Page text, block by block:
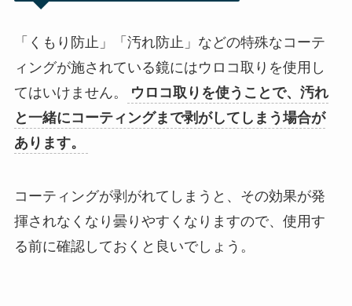
「くもり防止」「汚れ防止」などの特殊なコーテ
ィングが施されている鏡にはウロコ取りを使用し
てはいけません。
ウロコ取りを使うことで、汚れ
と一緒にコーティングまで剥がしてしまう場合が
あります。
コーティングが剥がれてしまうと、その効果が発
揮されなくなり曇りやすくなりますので、使用す
る前に確認しておくと良いでしょう。